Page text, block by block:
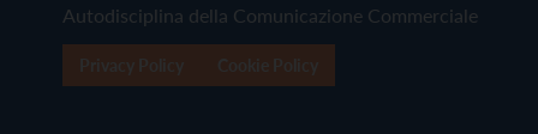
Autodisciplina della Comunicazione Commerciale